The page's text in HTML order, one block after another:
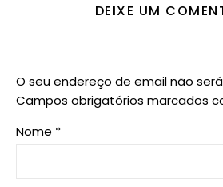
DEIXE UM
O seu endereço de email não
Campos obrigatórios marcados
Nome *